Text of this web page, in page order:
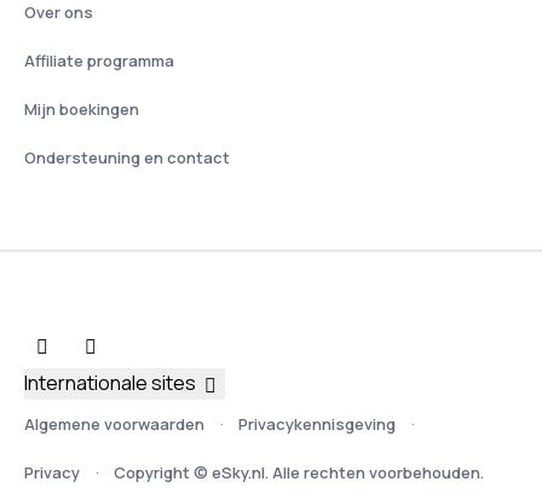
Over ons
Affiliate programma
Mijn boekingen
Ondersteuning en contact
Algemene voorwaarden Privacykennisgeving
Privacy Copyright © eSky.nl. Alle rechten voorbehouden.
Internationale sites